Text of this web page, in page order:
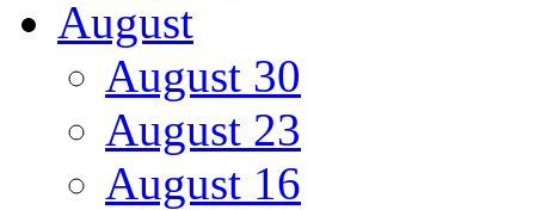
August
August 30
August 23
August 16